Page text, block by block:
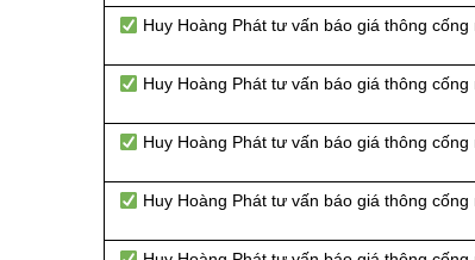
Huy Hoàng Phát tư vấn báo giá thông
Huy Hoàng Phát tư vấn báo giá thông
Huy Hoàng Phát tư vấn báo giá thông
Huy Hoàng Phát tư vấn báo giá thông